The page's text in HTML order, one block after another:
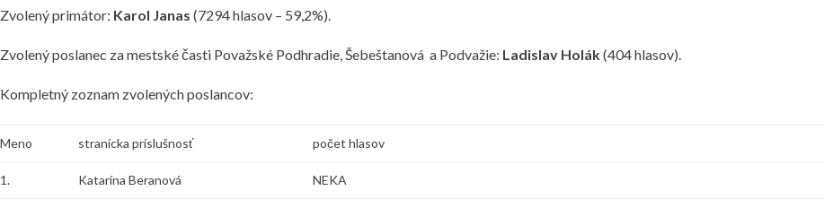
Zvolený primátor: Karol Janas (7294 hlasov – 59,2%).
Zvolený poslanec za mestské časti Považské Podhradie, Šebeštanová a Podvažie: Ladislav Holák(404 hlasov).
Kompletný zoznam zvolených poslancov:
Meno stranícka príslušnosť počet hlasov
1. Katarína Beranová NEKA